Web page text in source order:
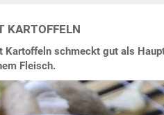
KARTOFFELN
Kartoffeln schmeckt gut als
Fleisch.